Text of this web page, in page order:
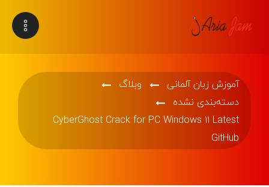
آموزش زبان آلمانی
وبلاگ
دسته‌بندی نشده
CyberGhost Crack for PC Windows 11 Latest
GitHub